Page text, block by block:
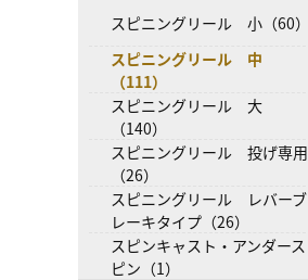
スピニングリール 小（60）
スピニングリール 中
（111）
スピニングリール 大
（140）
スピニングリール 投げ専用
（26）
スピニングリール レバーブ
レーキタイプ（26）
スピンキャスト・アンダース
ピン（1）